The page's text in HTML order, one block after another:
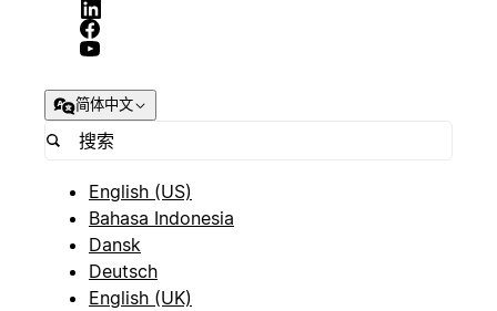
简体中文
English (US)
Bahasa Indonesia
Dansk
Deutsch
English (UK)